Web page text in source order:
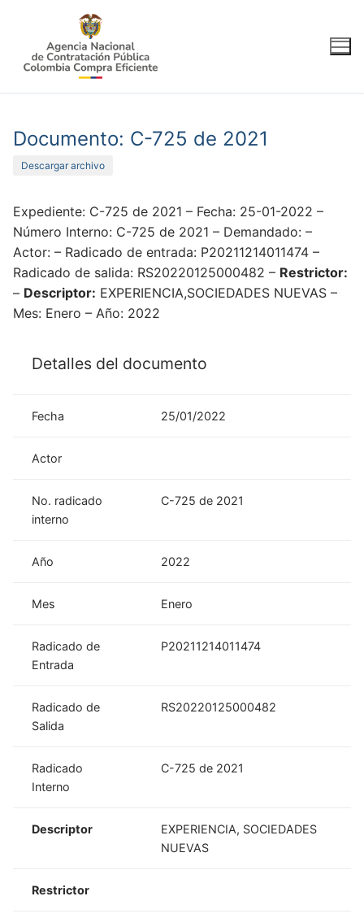
contenido
Documento: C-725 de 2021
Descargar archivo
Expediente: C-725 de 2021 – Fecha: 25-01-2022 –
Número Interno: C-725 de 2021 – Demandado: –
Actor: – Radicado de entrada: P20211214011474 –
Radicado de salida: RS20220125000482 – Restrictor:
– Descriptor: EXPERIENCIA,SOCIEDADES NUEVAS –
Mes: Enero – Año: 2022
Detalles del documento
Fecha 25/01/2022
Actor
No. radicado
interno
C-725 de 2021
Año 2022
Mes Enero
Radicado de
Entrada
P20211214011474
Radicado de
Salida
RS20220125000482
Radicado
Interno
C-725 de 2021
Descriptor
EXPERIENCIA, SOCIEDADES
NUEVAS
Restrictor